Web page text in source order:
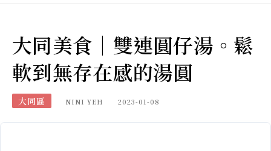
大同美食｜雙連圓仔湯。鬆
軟到無存在感的湯圓
大同區 NINI YEH 2023-01-08